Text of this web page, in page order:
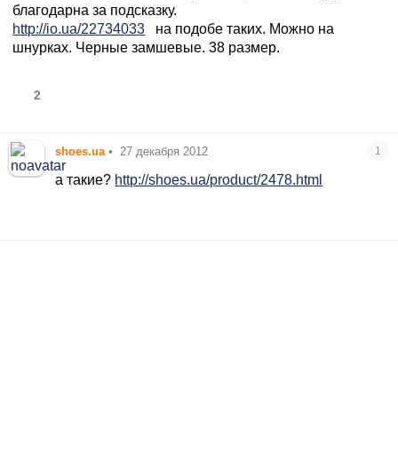
благодарна за подсказку.
http://io.ua/22734033 на подобе таких. Можно на
шнурках. Черные замшевые. 38 размер.
2
shoes.ua • 27 декабря 2012 1
а такие? http://shoes.ua/product/2478.html